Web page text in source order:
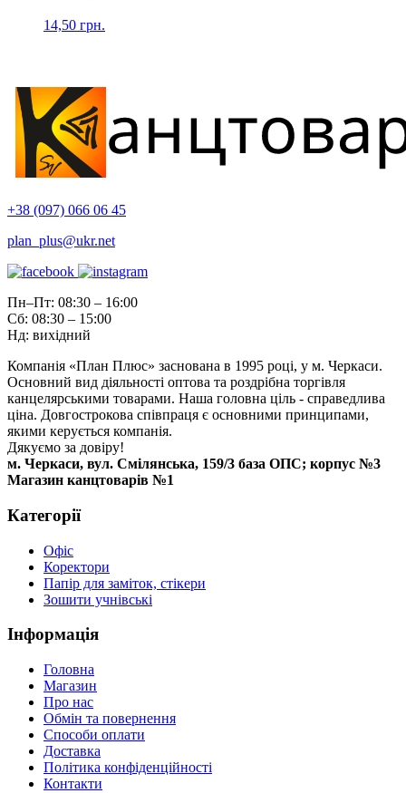
14,50 грн.
+38 (097) 066 06 45
plan_plus@ukr.net
Пн–Пт: 08:30 – 16:00
Сб: 08:30 – 15:00
Нд: вихідний
Компанія «План Плюс» заснована в 1995 році, у м. Черкаси.
Основний вид діяльності оптова та роздрібна торгівля
канцелярськими товарами. Наша головна ціль - справедлива
ціна. Довгострокова співпраця є основними принципами,
якими керується компанія.
Дякуємо за довіру!
м. Черкаси, вул. Смілянська, 159/3 база ОПС; корпус №3
Магазин канцтоварів №1
Категорії
Офіс
Коректори
Папір для заміток, стікери
Зошити учнівські
Інформація
Головна
Магазин
Про нас
Обмін та повернення
Способи оплати
Доставка
Політика конфіденційності
Контакти